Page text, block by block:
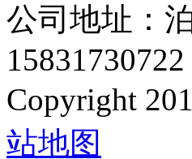
公司地址：
15831730722
Copyright
站地图